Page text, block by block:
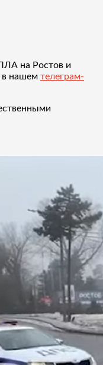
на Ростов и
в нашем телеграм-